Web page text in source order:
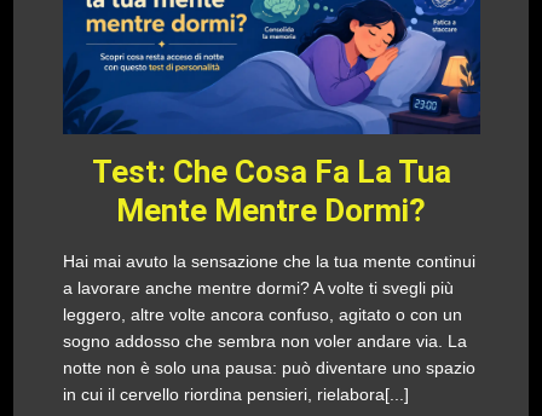
Test: Che Cosa Fa La Tua
Mente Mentre Dormi?
Hai mai avuto la sensazione che la tua mente continui
a lavorare anche mentre dormi? A volte ti svegli più
leggero, altre volte ancora confuso, agitato o con un
sogno addosso che sembra non voler andare via. La
notte non è solo una pausa: può diventare uno spazio
in cui il cervello riordina pensieri, rielabora[...]